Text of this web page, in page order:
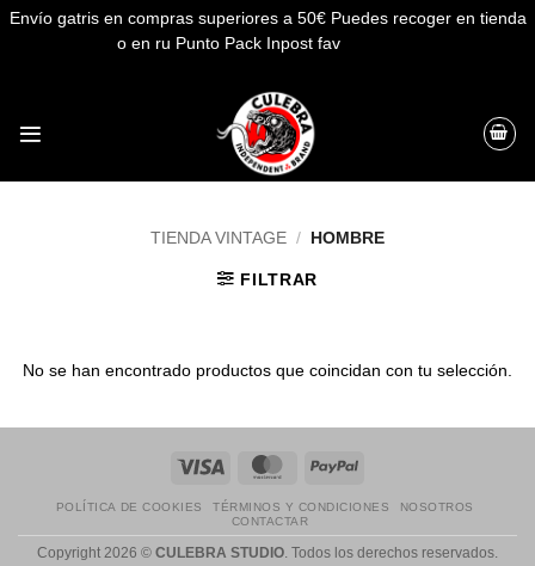
Envío gatris en compras superiores a 50€ Puedes recoger en tienda
o en ru Punto Pack Inpost fav
contenido
TIENDA VINTAGE / HOMBRE
FILTRAR
No se han encontrado productos que coincidan con tu selección.
MasterCardPayPal
POLÍTICA DE COOKIES TÉRMINOS Y CONDICIONES
NOSOTROS
CONTACTAR
Copyright 2026 © CULEBRA STUDIO . Todos los derechos reservados.